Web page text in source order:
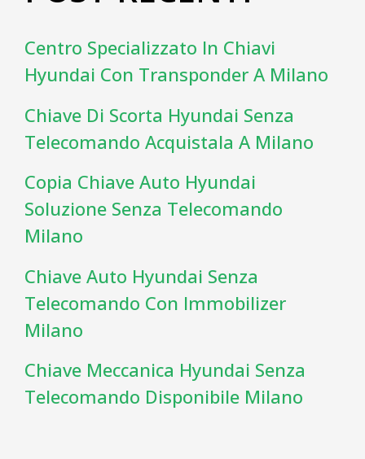
Centro Specializzato In Chiavi
Hyundai Con Transponder A Milano
Chiave Di Scorta Hyundai Senza
Telecomando Acquistala A Milano
Copia Chiave Auto Hyundai
Soluzione Senza Telecomando
Milano
Chiave Auto Hyundai Senza
Telecomando Con Immobilizer
Milano
Chiave Meccanica Hyundai Senza
Telecomando Disponibile Milano